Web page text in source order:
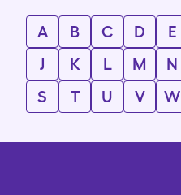
A B C D E
J
K L M N
S
T U V W